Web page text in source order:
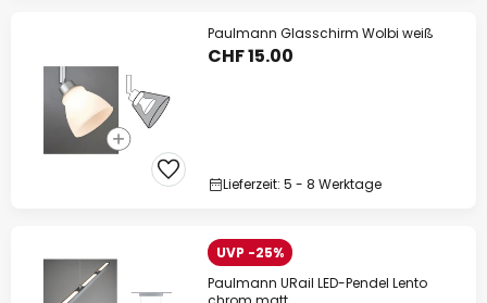
Paulmann Glasschirm Wolbi weiß
CHF 15.00
Lieferzeit: 5 - 8 Werktage
UVP -25%
Paulmann URail LED-Pendel Lento